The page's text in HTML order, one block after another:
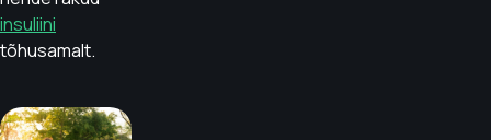
insuliini
tõhusamalt.